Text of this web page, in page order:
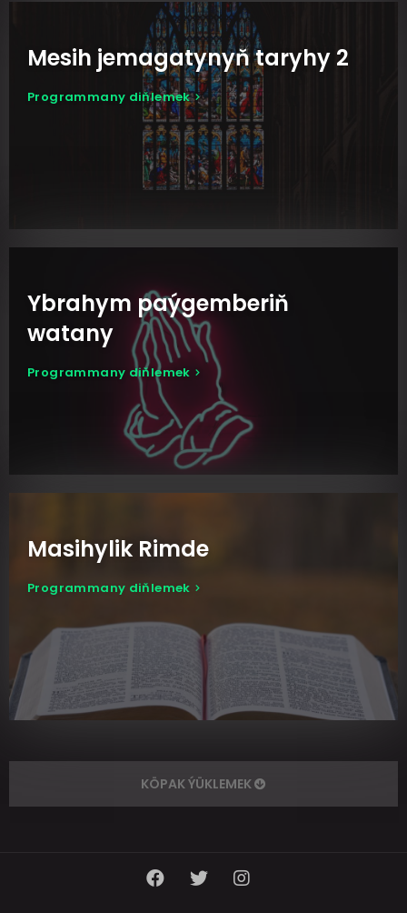
Mesih jemagatynyň taryhy 2
Programmany diňlemek
Ybrahym paýgemberiň
watany
Programmany diňlemek
Masihylik Rimde
Programmany diňlemek
KÖPAK ÝÜKLEMEK